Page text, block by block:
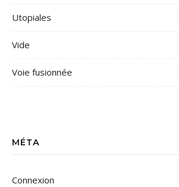
Utopiales
Vide
Voie fusionnée
MÉTA
Connexion